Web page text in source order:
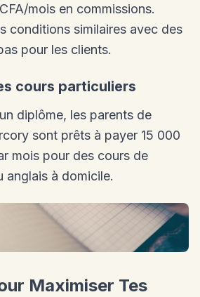
mois en commissions.
conditions similaires avec des
pour les clients.
cours particuliers
diplôme, les parents de
sont prêts à payer 15 000
mois pour des cours de
anglais à domicile.
Maximiser Tes